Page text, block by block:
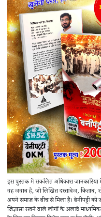
इस पुस्तक में संकलित अधिकांश जानकारियां
वह जवाब है, जो लिखित दस्तावेज, किताब,
अपने समाज के बीच से मिला है। बेनीपट्टी
जिज्ञासा रखने वाले लोगों के अलावे